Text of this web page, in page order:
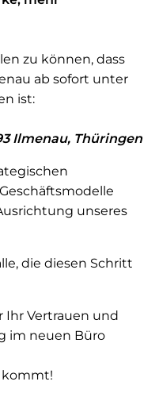
zu können, dass
ab sofort unter
ist:
Ilmenau, Thüringen
unseres
die diesen Schritt
Vertrauen und
im neuen Büro
kommt!